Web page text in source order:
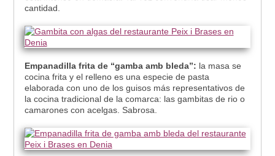
cantidad.
Empanadilla frita de “gamba amb bleda”: la masa se
cocina frita y el relleno es una especie de pasta
elaborada con uno de los guisos más representativos de
la cocina tradicional de la comarca: las gambitas de rio o
camarones con acelgas. Sabrosa.